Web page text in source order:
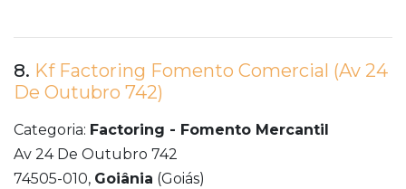
8. Kf Factoring Fomento Comercial (Av 24
De Outubro 742)
Categoria: Factoring - Fomento Mercantil
Av 24 De Outubro 742
74505-010, Goiânia (Goiás)